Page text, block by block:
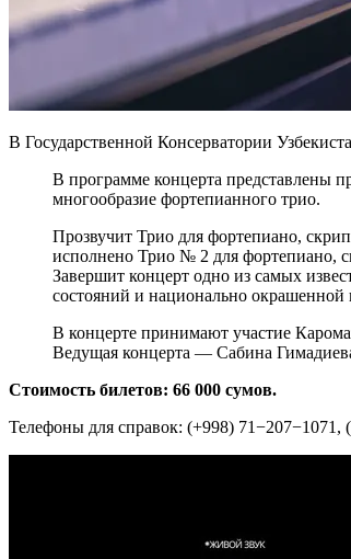
В Государственной Консерватории
В программе концерта представлены
многообразие фортепианного трио.
Прозвучит Трио для фортепиано,
исполнено Трио № 2 для фортепиано,
Завершит концерт одно из самых
состояний и национально окрашенной
В концерте принимают участие
Ведущая концерта — Сабина
Стоимость билетов: 66 000 сумов.
Телефоны для справок: (+998) 71−207−1071,